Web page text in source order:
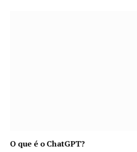
O que é o ChatGPT?